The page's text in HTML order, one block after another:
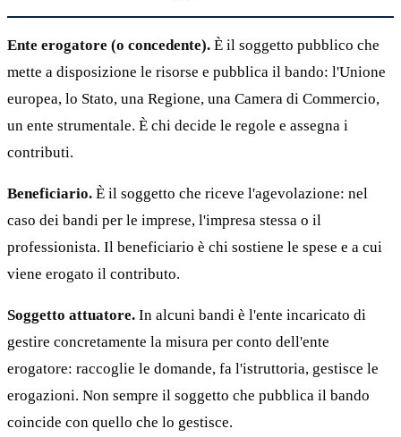
Ente erogatore (o concedente). È il soggetto pubblico che
mette a disposizione le risorse e pubblica il bando: l'Unione
europea, lo Stato, una Regione, una Camera di Commercio,
un ente strumentale. È chi decide le regole e assegna i
contributi.
Beneficiario. È il soggetto che riceve l'agevolazione: nel
caso dei bandi per le imprese, l'impresa stessa o il
professionista. Il beneficiario è chi sostiene le spese e a cui
viene erogato il contributo.
Soggetto attuatore. In alcuni bandi è l'ente incaricato di
gestire concretamente la misura per conto dell'ente
erogatore: raccoglie le domande, fa l'istruttoria, gestisce le
erogazioni. Non sempre il soggetto che pubblica il bando
coincide con quello che lo gestisce.